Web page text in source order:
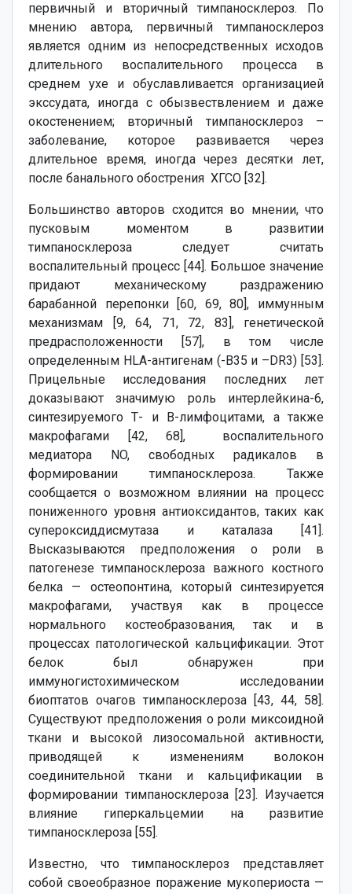
первичный и вторичный тимпаносклероз. По
мнению автора, первичный тимпаносклероз
является одним из непосредственных исходов
длительного воспалительного процесса в
среднем ухе и обуславливается организацией
экссудата, иногда с обызвествлением и даже
окостенением; вторичный тимпаносклероз –
заболевание, которое развивается через
длительное время, иногда через десятки лет,
после банального обострения ХГСО [32].
Большинство авторов сходится во мнении, что
пусковым моментом в развитии
тимпаносклероза следует считать
воспалительный процесс [44]. Большое значение
придают механическому раздражению
барабанной перепонки [60, 69, 80], иммунным
механизмам [9, 64, 71, 72, 83], генетической
предрасположенности [57], в том числе
определенным HLA-антигенам (-В35 и –DR3) [53].
Прицельные исследования последних лет
доказывают значимую роль интерлейкина-6,
синтезируемого Т- и В-лимфоцитами, а также
макрофагами [42, 68], воспалительного
медиатора NO, свободных радикалов в
формировании тимпаносклероза. Также
сообщается о возможном влиянии на процесс
пониженного уровня антиоксидантов, таких как
супероксиддисмутаза и каталаза [41].
Высказываются предположения о роли в
патогенезе тимпаносклероза важного костного
белка — остеопонтина, который синтезируется
макрофагами, участвуя как в процессе
нормального костеобразования, так и в
процессах патологической кальцификации. Этот
белок был обнаружен при
иммуногистохимическом исследовании
биоптатов очагов тимпаносклероза [43, 44, 58].
Существуют предположения о роли миксоидной
ткани и высокой лизосомальной активности,
приводящей к изменениям волокон
соединительной ткани и кальцификации в
формировании тимпаносклероза [23]. Изучается
влияние гиперкальцемии на развитие
тимпаносклероза [55].
Известно, что тимпаносклероз представляет
собой своеобразное поражение мукопериоста —